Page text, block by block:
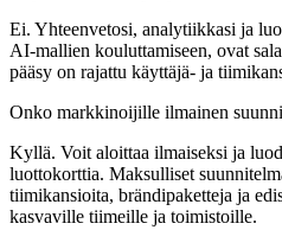
Ei. Yhteenvetosi, analytiikkasi ja
AI-mallien kouluttamiseen, ovat
pääsy on rajattu käyttäjä- ja
Onko markkinoijille ilmainen
Kyllä. Voit aloittaa ilmaiseksi ja
luottokorttia. Maksulliset
tiimikansioita, brändipaketteja ja
kasvaville tiimeille ja toimistoille.